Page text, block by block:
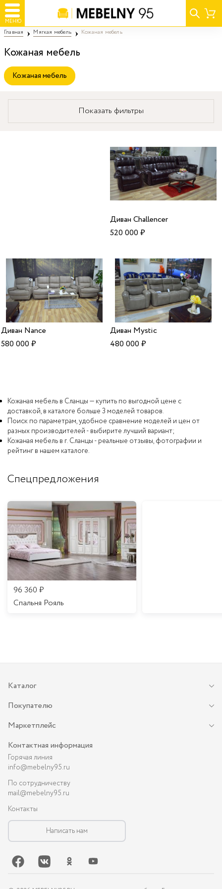
МЕНЮ
Главная Мягкая мебель Кожаная мебель
Кожаная мебель
Кожаная мебель
Показать фильтры
Диван Challencer
520 000₽
Диван Nance
580 000₽
Диван Mystic
480 000₽
Кожаная мебель в Сланцы — купить по выгодной цене с
доставкой, в каталоге больше 3 моделей товаров.
Поиск по параметрам, удобное сравнение моделей и цен от
разных производителей - выбирите лучший вариант;
Кожаная мебель в г. Сланцы - реальные отзывы, фотографии и
рейтинг в нашем каталоге.
Спецпредложения
96 360 ₽
Спальня Рояль
Каталог
Покупателю
Маркетплейс
Контактная информация
Горячая линия
info@mebelny95.ru
По сотрудничеству
mail@mebelny95.ru
Контакты
Написать нам